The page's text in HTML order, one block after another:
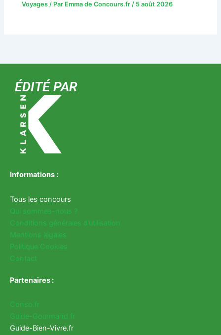
Voyages / Par Emma de Concours.fr/ 5 août 2026
ÉDITÉ PAR
Informations :
Tous les concours
Qui sommes-nous ?
Conditions générales d’utilisation
Mentions légales
Politique Cookies
Contact
Partenaires :
Conso.fr
Guide-Gourmand.fr
Guide-Bien-Vivre.fr